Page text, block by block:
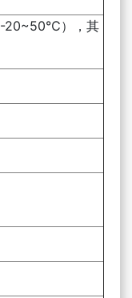
-20~50℃），其